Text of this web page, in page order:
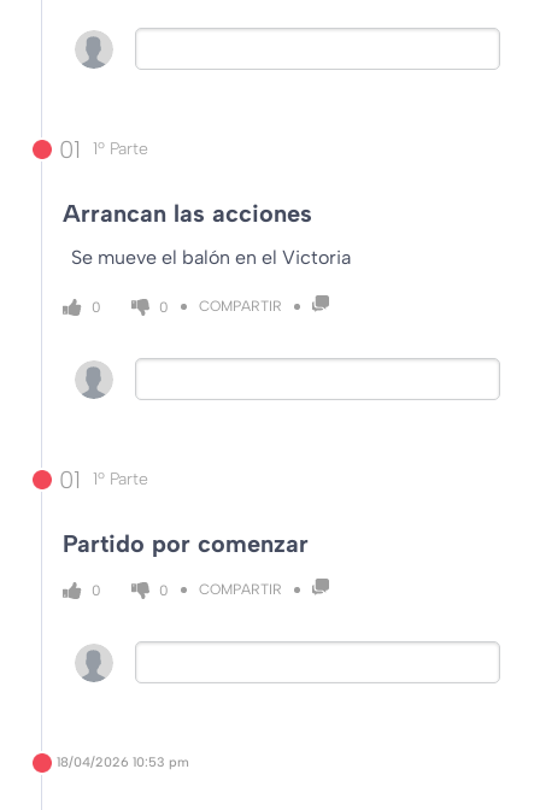
01 1º Parte
Arrancan las acciones
Se mueve el balón en el Victoria
0 0 COMPARTIR
01 1º Parte
Partido por comenzar
0 0 COMPARTIR
18/04/2026 10:53 pm